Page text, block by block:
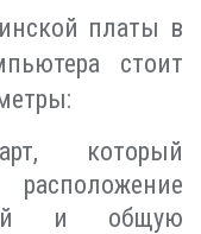
платы в
стоит
который
и общую